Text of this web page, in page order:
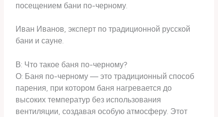
посещением бани по-черному.
Иван Иванов, эксперт по традиционной русской
бани и сауне.
В: Что такое баня по-черному?
О: Баня по-черному — это традиционный способ
парения, при котором баня нагревается до
высоких температур без использования
вентиляции, создавая особую атмосферу. Этот